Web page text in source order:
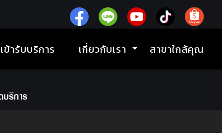
ข้ารับบริการ เกี่ยวกับเรา สาขาใกล้คุณ